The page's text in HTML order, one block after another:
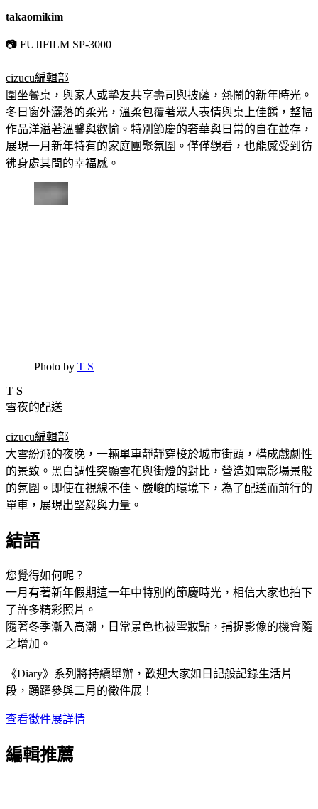
takaomikim
📷 FUJIFILM SP-3000
cizucu編輯部
圍坐餐桌，與家人或摯友共享壽司與披薩，熱鬧的新年時光。
冬日窗外灑落的柔光，溫柔包覆著眾人表情與桌上佳餚，整幅
作品洋溢著溫馨與歡愉。特別節慶的奢華與日常的自在並存，
展現一月新年特有的家庭團聚氛圍。僅僅觀看，也能感受到彷
彿身處其間的幸福感。
Photo by T S
T S
雪夜的配送
cizucu編輯部
大雪紛飛的夜晚，一輛單車靜靜穿梭於城市街頭，構成戲劇性
的景致。黑白調性突顯雪花與街燈的對比，營造如電影場景般
的氛圍。即使在視線不佳、嚴峻的環境下，為了配送而前行的
單車，展現出堅毅與力量。
結語
您覺得如何呢？
一月有著新年假期這一年中特別的節慶時光，相信大家也拍下
了許多精彩照片。
隨著冬季漸入高潮，日常景色也被雪妝點，捕捉影像的機會隨
之增加。
《Diary》系列將持續舉辦，歡迎大家如日記般記錄生活片
段，踴躍參與二月的徵件展！
查看徵件展詳情
編輯推薦